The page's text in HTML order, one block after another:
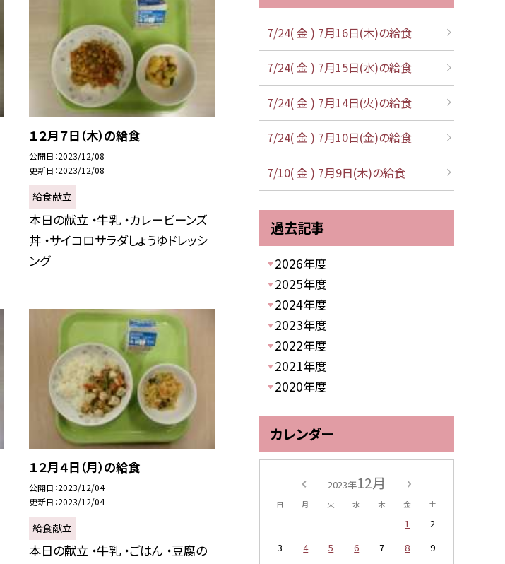
１２月７日（木）の給食
公開日 2023/12/08
更新日 2023/12/08
給食献立
本日の献立 ・牛乳 ・カレービーンズ
丼 ・サイコロサラダしょうゆドレッシ
ング
１２月４日（月）の給食
公開日 2023/12/04
更新日 2023/12/04
給食献立
本日の献立 ・牛乳 ・ごはん ・豆腐の
7/24( 金 ) 7月16日(木)の給食
7/24( 金 ) 7月15日(水)の給食
7/24( 金 ) 7月14日(火)の給食
7/24( 金 ) 7月10日(金)の給食
7/10( 金 ) 7月9日(木)の給食
過去記事
2026年度
2025年度
2024年度
2023年度
2022年度
2021年度
2020年度
カレンダー
2023年12月
日 月 火 水 木 金 土
1
2
3
4 5 6 7 8
9